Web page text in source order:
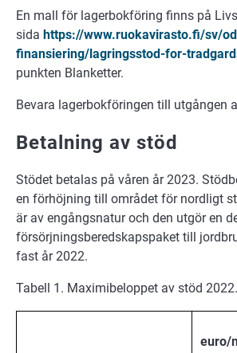
En mall för lagerbokföring finns på
sida https://www.ruokavirasto.fi/sv/
finansiering/lagringsstod-for-
punkten Blanketter.
Bevara lagerbokföringen till utgången
Betalning av stöd
Stödet betalas på våren år 2023.
en förhöjning till området för nordligt
är av engångsnatur och den utgör en
försörjningsberedskapspaket till
fast år 2022.
Tabell 1. Maximibeloppet av stöd 2022.
euro/